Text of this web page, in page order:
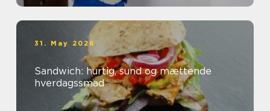
31. May 2026
Sandwich: hurtig, sund og mættende
hverdagssmad